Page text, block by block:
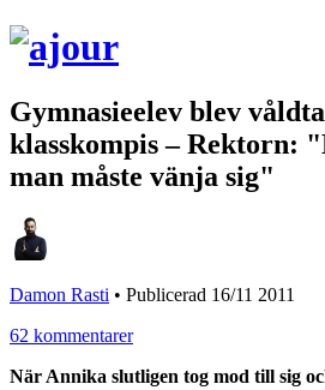
Gymnasieelev blev
klasskompis – Rektorn:
man måste vänja sig"
Damon Rasti • Publicerad 16/11 2011
62 kommentarer
När Annika slutligen tog mod till sig